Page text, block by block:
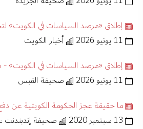
إطلاق «مرصد السياسات في الكويت» لتحليل مسارات
أخبار الكويت
إطلاق «مرصد السياسات في الكويت» -
صحيفة القبس
ما حقيقة عجز الحكومة الكويتية عن
صحيفة إندبندنت